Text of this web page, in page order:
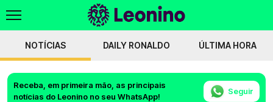
NOTÍCIAS DAILY RONALDO ÚLTIMA HORA
Receba, em primeira mão, as principais
notícias do Leonino no seu WhatsApp!
Seguir